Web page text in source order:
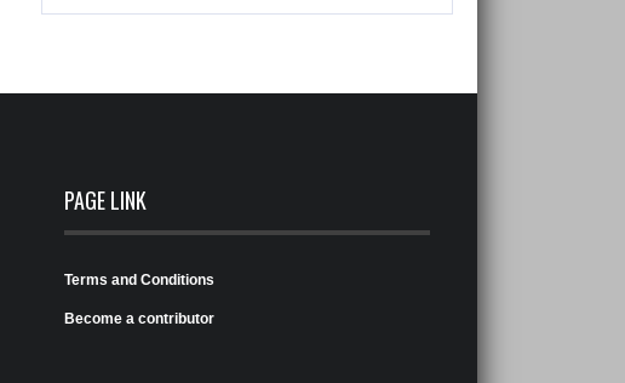
PAGE LINK
Terms and Conditions
Become a contributor